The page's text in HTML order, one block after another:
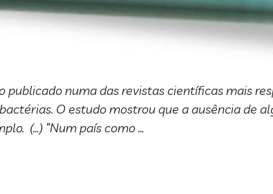
numa das revistas científicas mais
O estudo mostrou que a ausência de
(…) “Num país como …